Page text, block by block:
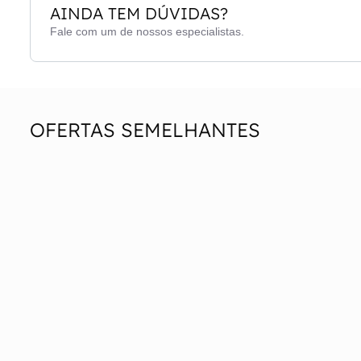
AINDA TEM DÚVIDAS?
Fale com um de nossos especialistas.
OFERTAS SEMELHANTES